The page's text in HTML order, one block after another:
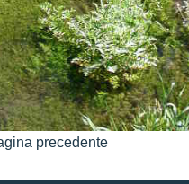
precedente